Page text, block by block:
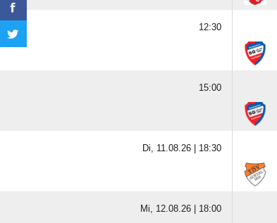
12:30
15:00
Di, 11.08.26 | 18:30
Mi, 12.08.26 | 18:00